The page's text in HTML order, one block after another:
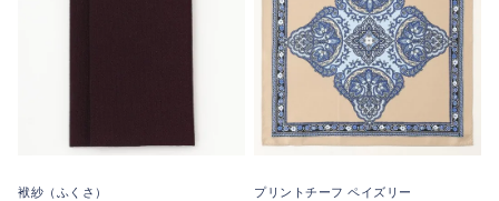
袱紗（ふくさ） プリントチーフ ペイズリー